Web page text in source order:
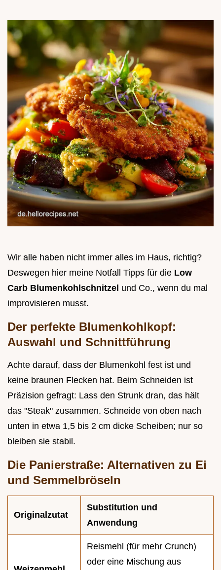
Wir alle haben nicht immer alles im Haus, richtig?
Deswegen hier meine Notfall Tipps für die Low
Carb Blumenkohlschnitzel und Co., wenn du mal
improvisieren musst.
Der perfekte Blumenkohlkopf:
Auswahl und Schnittführung
Achte darauf, dass der Blumenkohl fest ist und
keine braunen Flecken hat. Beim Schneiden ist
Präzision gefragt: Lass den Strunk dran, das hält
das "Steak" zusammen. Schneide von oben nach
unten in etwa 1,5 bis 2 cm dicke Scheiben; nur so
bleiben sie stabil.
Die Panierstraße: Alternativen zu Ei
und Semmelbröseln
Originalzutat
Substitution und
Anwendung
Reismehl (für mehr Crunch)
oder eine Mischung aus